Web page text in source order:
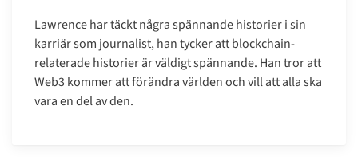
Lawrence har täckt några spännande historier i sin
karriär som journalist, han tycker att blockchain-
relaterade historier är väldigt spännande. Han tror att
Web3 kommer att förändra världen och vill att alla ska
vara en del av den.